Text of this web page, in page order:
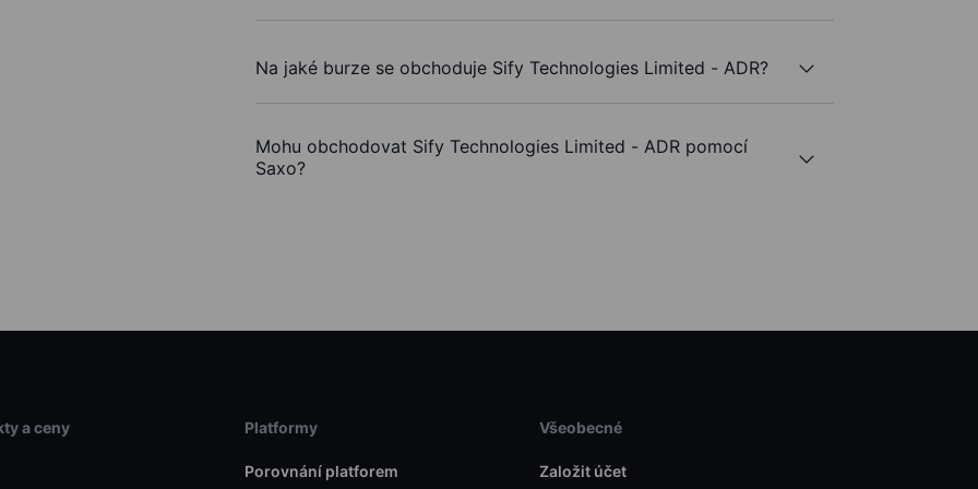
Na jaké burze se obchoduje Sify Technologies Limited - ADR?
Mohu obchodovat Sify Technologies Limited - ADR pomocí
Saxo?
a ceny Platformy
Porovnání platforem
Všeobecné
Založit účet